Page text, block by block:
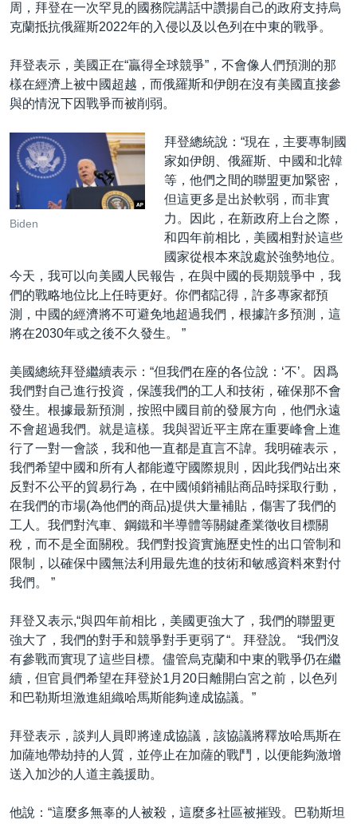
周，拜登在一次罕見的國務院講話中讚揚自己的政府支持烏
克蘭抵抗俄羅斯2022年的入侵以及以色列在中東的戰爭。
拜登表示，美國正在“贏得全球競爭”，不會像人們預測的那
樣在經濟上被中國超越，而俄羅斯和伊朗在沒有美國直接參
與的情況下因戰爭而被削弱。
Biden
拜登總統說：“現在，主要專制國
家如伊朗、俄羅斯、中國和北韓
等，他們之間的聯盟更加緊密，
但這更多是出於軟弱，而非實
力。因此，在新政府上台之際，
和四年前相比，美國相對於這些
國家從根本來說處於強勢地位。
今天，我可以向美國人民報告，在與中國的長期競爭中，我
們的戰略地位比上任時更好。你們都記得，許多專家都預
測，中國的經濟將不可避免地超過我們，根據許多預測，這
將在2030年或之後不久發生。 ”
美國總統拜登繼續表示：“但我們在座的各位說：‘不’。因爲
我們對自己進行投資，保護我們的工人和技術，確保那不會
發生。根據最新預測，按照中國目前的發展方向，他們永遠
不會超過我們。就是這樣。我與習近平主席在重要峰會上進
行了一對一會談，我和他一直都是直言不諱。我明確表示，
我們希望中國和所有人都能遵守國際規則，因此我們站出來
反對不公平的貿易行為，在中國傾銷補貼商品時採取行動，
在我們的市場(為他們的商品)提供大量補貼，傷害了我們的
工人。我們對汽車、鋼鐵和半導體等關鍵產業徵收目標關
稅，而不是全面關稅。我們對投資實施歷史性的出口管制和
限制，以確保中國無法利用最先進的技術和敏感資料來對付
我們。 ”
拜登又表示,“與四年前相比，美國更強大了，我們的聯盟更
強大了，我們的對手和競爭對手更弱了“。拜登說。 “我們沒
有參戰而實現了這些目標。儘管烏克蘭和中東的戰爭仍在繼
續，但官員們希望在拜登於1月20日離開白宮之前，以色列
和巴勒斯坦激進組織哈馬斯能夠達成協議。”
拜登表示，談判人員即將達成協議，該協議將釋放哈馬斯在
加薩地帶劫持的人質，並停止在加薩的戰鬥，以便能夠激增
送入加沙的人道主義援助。
他說：“這麼多無辜的人被殺，這麼多社區被摧毀。巴勒斯坦